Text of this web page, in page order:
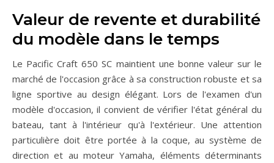
Valeur de revente et durabilité
du modèle dans le temps
Le Pacific Craft 650 SC maintient une bonne valeur sur le
marché de l'occasion grâce à sa construction robuste et sa
ligne sportive au design élégant. Lors de l'examen d'un
modèle d'occasion, il convient de vérifier l'état général du
bateau, tant à l'intérieur qu'à l'extérieur. Une attention
particulière doit être portée à la coque, au système de
direction et au moteur Yamaha, éléments déterminants